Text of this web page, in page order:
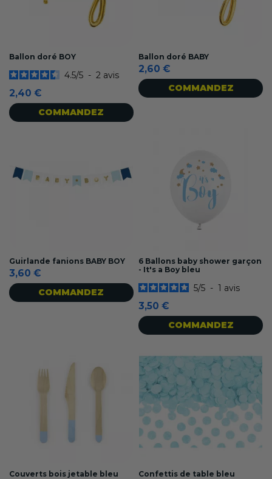
Ballon doré BOY
4.5/5 - 2 avis
2,40 €
COMMANDEZ
Ballon doré BABY
2,60 €
COMMANDEZ
Guirlande fanions BABY BOY
3,60 €
COMMANDEZ
6 Ballons baby shower garçon
- It's a Boy bleu
5/5 - 1 avis
3,50 €
COMMANDEZ
Couverts bois jetable bleu Confettis de table bleu